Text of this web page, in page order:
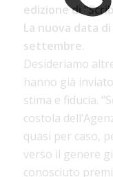
edizione di
La nuova data
settembre.
Desideriamo
hanno già
stima e fiducia.
costola
quasi per caso,
verso il genere
conosciuto